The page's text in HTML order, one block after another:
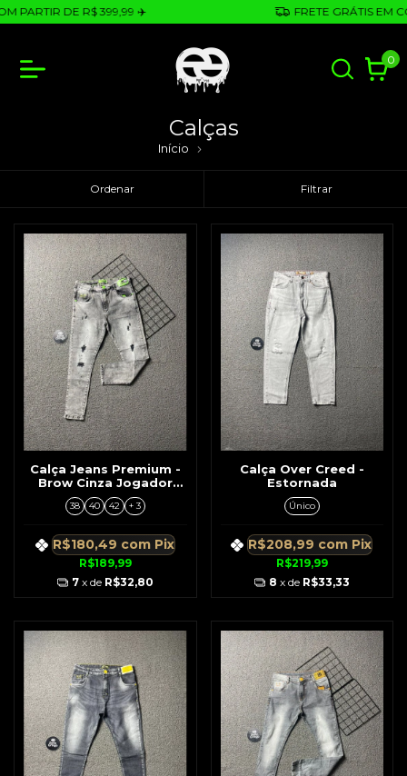
DE R$ 399,99 ✈️ FRETE GRÁTIS EM
0
Calças
Início
Ordenar Filtrar
Calça Jeans Premium -
Brow Cinza Jogador
C/Detalhes Verde
38 40 42 + 3
R$189,99
R$180,49 com Pix
7 x de R$32,80
Calça Over Creed -
Estornada
Único
R$219,99
R$208,99 com Pix
8 x de R$33,33